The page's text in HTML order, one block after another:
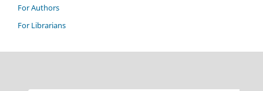
For Authors
For Librarians